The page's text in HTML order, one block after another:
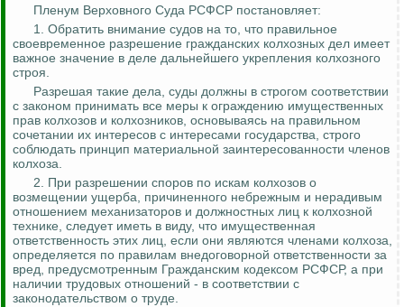
Пленум Верховного Суда РСФСР постановляет:
1. Обратить внимание судов на то, что правильное
своевременное разрешение гражданских колхозных дел имеет
важное значение в деле дальнейшего укрепления колхозного
строя.
Разрешая такие дела, суды должны в строгом соответствии
с законом принимать все меры к ограждению имущественных
прав колхозов и колхозников, основываясь на правильном
сочетании их интересов с интересами государства, строго
соблюдать принцип материальной заинтересованности членов
колхоза.
2. При разрешении споров по искам колхозов о
возмещении ущерба, причиненного небрежным и нерадивым
отношением механизаторов и должностных лиц к колхозной
технике, следует иметь в виду, что имущественная
ответственность этих лиц, если они являются членами колхоза,
определяется по правилам внедоговорной ответственности за
вред, предусмотренным Гражданским кодексом РСФСР, а при
наличии трудовых отношений - в соответствии с
законодательством о труде.